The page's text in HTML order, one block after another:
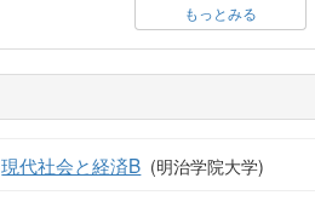
もっとみる
現代社会と経済B (明治学院大学)